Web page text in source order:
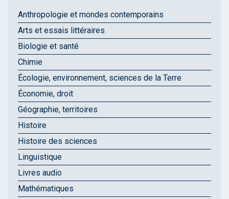
Anthropologie et mondes contemporains
Arts et essais littéraires
Biologie et santé
Chimie
Écologie, environnement, sciences de la Terre
Économie, droit
Géographie, territoires
Histoire
Histoire des sciences
Linguistique
Livres audio
Mathématiques